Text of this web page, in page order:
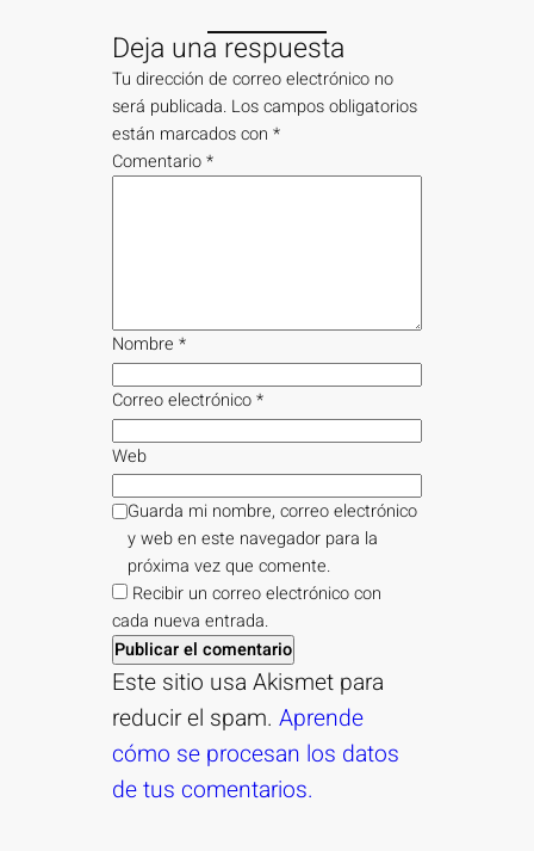
Deja una respuesta
Tu dirección de correo electrónico no
será publicada. Los campos obligatorios
están marcados con*
Comentario*
Nombre*
Correo electrónico*
Web
Guarda mi nombre, correo electrónico
y web en este navegador para la
próxima vez que comente.
Recibir un correo electrónico con
cada nueva entrada.
Este sitio usa Akismet para
reducir el spam.Aprende
cómo se procesan los datos
de tus comentarios.